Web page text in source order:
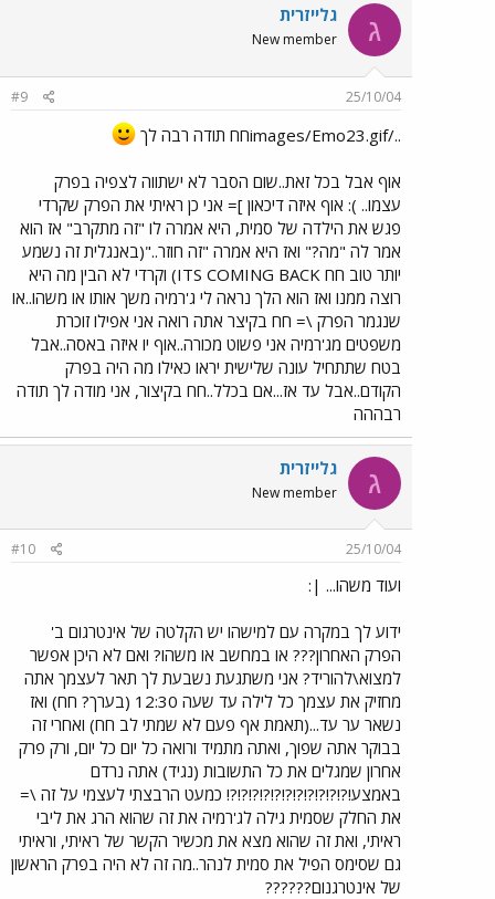
ג גלייזרית
New member
25/10/04
#9
../images/Emo23.gifחח תודה רבה לך
אוף אבל בכל זאת..שום הסבר לא ישתווה לצפיה בפרק
עצמו.. ): אוף איזה דיכאון ]= אני כן ראיתי את הפרק שקרדי
פגש את הילדה של סמית, היא אמרה לו "זה מתקרב" אז הוא
אמר לה "מה?" ואז היא אמרה "זה חוזר.."(באנגלית זה נשמע
יותר טוב חח ITS COMING BACK) וקרדי לא הבין מה היא
רוצה ממנו ואז הוא הלך נראה לי ג'רמיה משך אותו או משהו..או
שנגמר הפרק \= חח בקיצר אתה רואה אני אפילו זוכרת
משפטים מג'רמיה אני פשוט מכורה..אוף יו איזה באסה..אבל
בטח שתתחיל עונה שלישית יראו כאילו מה היה בפרק
הקודם..אבל עד אז...אם בכלל..חח בקיצור, אני מודה לך תודה
רבההה
ג גלייזרית
New member
25/10/04
#10
ועוד משהו... |:
ידוע לך במקרה עם למישהו יש הקלטה של אינטרגום ב'
הפרק האחרון??? או במחשב או משהו? ואם לא היכן אפשר
למצוא\להוריד? אני משתגעת נשבעת לך תאר לעצמך אתה
מחזיק את עצמך כל לילה עד שעה 12:30 (בערך? חח) ואז
נשאר ער עד...(תאמת אף פעם לא שמתי לב חח) ואחרי זה
בבוקר אתה שפוך, ואתה מתמיד ורואה כל יום כל יום, ורק פרק
אחרון שמגלים את כל התשובות (נגיד) אתה נרדם
באמצע!?!?!?!?!?!?!?!?!?!?!?! כמעט הרבצתי לעצמי על זה \=
את החלק שסמית גילה לג'רמיה את זה שהוא הרג את ליבי
ראיתי, ואת זה שהוא מצא את מכשיר הקשר של ראיתי, וראיתי
גם שסימס הפיל את סמית לנהר..מה זה לא היה בפרק הראשון
של אינטרגנום??????